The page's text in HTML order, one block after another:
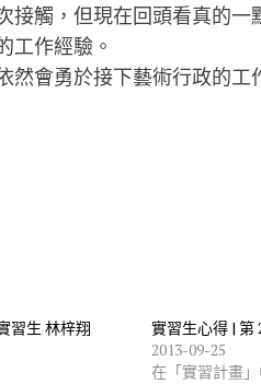
接觸，但現在回頭看真的一
工作經驗。
會勇於接下藝術行政的工
習生 林梓翔
實習生心得 | 第
2013-09-25
在「實習計畫